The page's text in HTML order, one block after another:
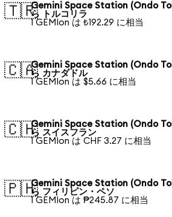
🇹🇷Gemini Space Station (Ondo
ら トルコリラ
1 GEMIon は ₺192.29 に相当
🇨🇦Gemini Space Station (Ondo
ら カナダドル
1 GEMIon は $5.66 に相当
🇨🇭Gemini Space Station (Ondo
ら スイスフラン
1 GEMIon は CHF 3.27 に相当
🇵🇭Gemini Space Station (Ondo
ら フィリピン・ペソ
1 GEMIon は ₱245.87 に相当